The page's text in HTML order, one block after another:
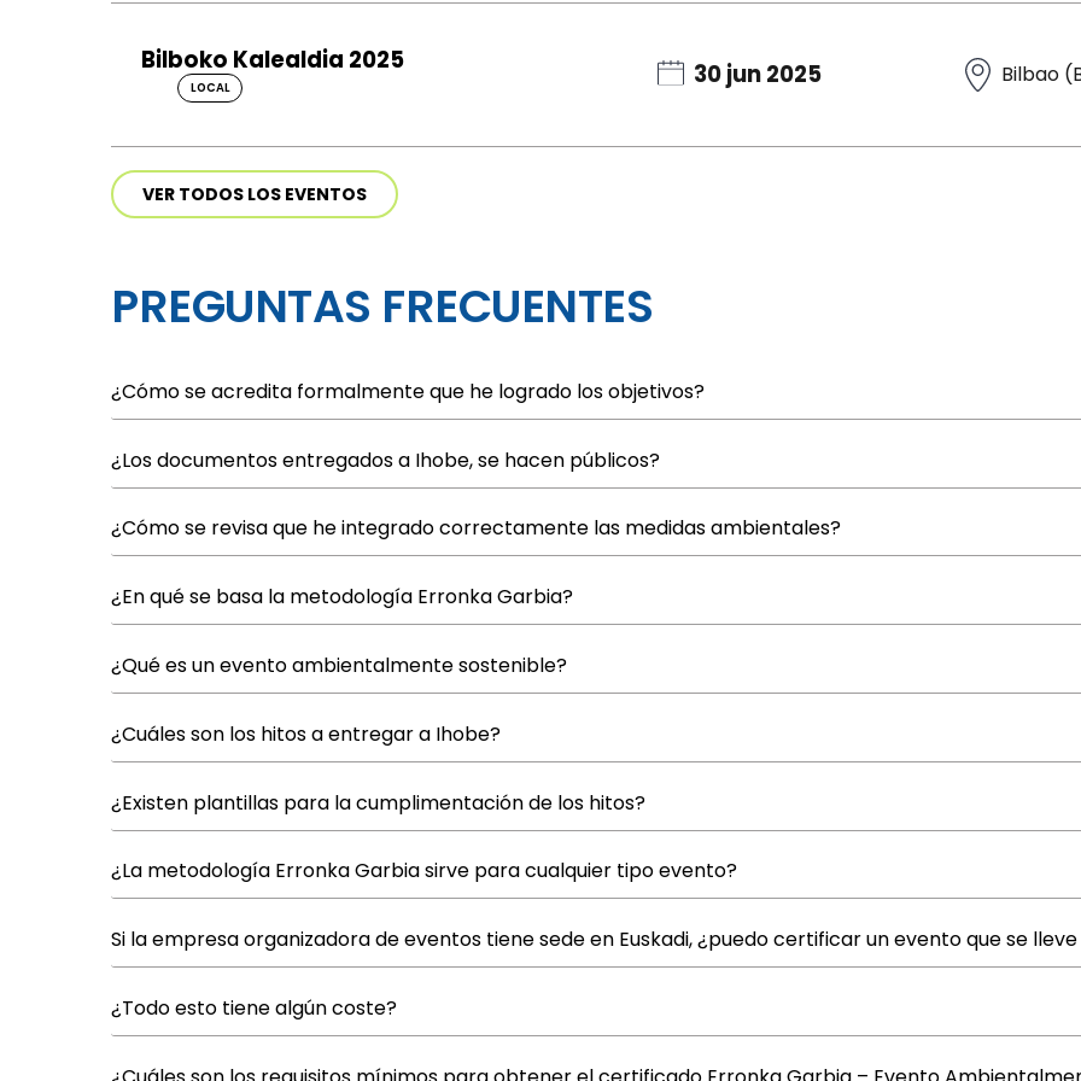
Bilboko Kalealdia 2025
LOCAL 30 jun 2025 Bilbao
VER TODOS LOS EVENTOS
PREGUNTAS FRECUENTES
¿Cómo se acredita formalmente que he logrado los objetivos?
¿Los documentos entregados a Ihobe, se hacen públicos?
¿Cómo se revisa que he integrado correctamente las medidas ambientales?
¿En qué se basa la metodología Erronka Garbia?
¿Qué es un evento ambientalmente sostenible?
¿Cuáles son los hitos a entregar a Ihobe?
¿Existen plantillas para la cumplimentación de los hitos?
¿La metodología Erronka Garbia sirve para cualquier tipo evento?
Si la empresa organizadora de eventos tiene sede en Euskadi, ¿puedo certificar un evento que se
¿Todo esto tiene algún coste?